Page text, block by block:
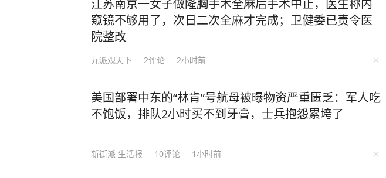
江苏南京一女子做隆胸手术全麻后手术中止，医生称内
窥镜不够用了，次日二次全麻才完成；卫健委已责令医
院整改
九派观天下 2评论 2小时前
美国部署中东的“林肯”号航母被曝物资严重匮乏：军人吃
不饱饭，排队2小时买不到牙膏，士兵抱怨累垮了
新街派 生活报 10评论 1小时前